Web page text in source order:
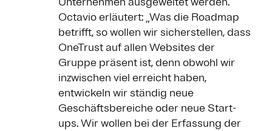
Octavio erläutert: „Was die Roadmap
betrifft, so wollen wir sicherstellen, dass
OneTrust auf allen Websites der
Gruppe präsent ist, denn obwohl wir
inzwischen viel erreicht haben,
entwickeln wir ständig neue
Geschäftsbereiche oder neue Start-
ups. Wir wollen bei der Erfassung der